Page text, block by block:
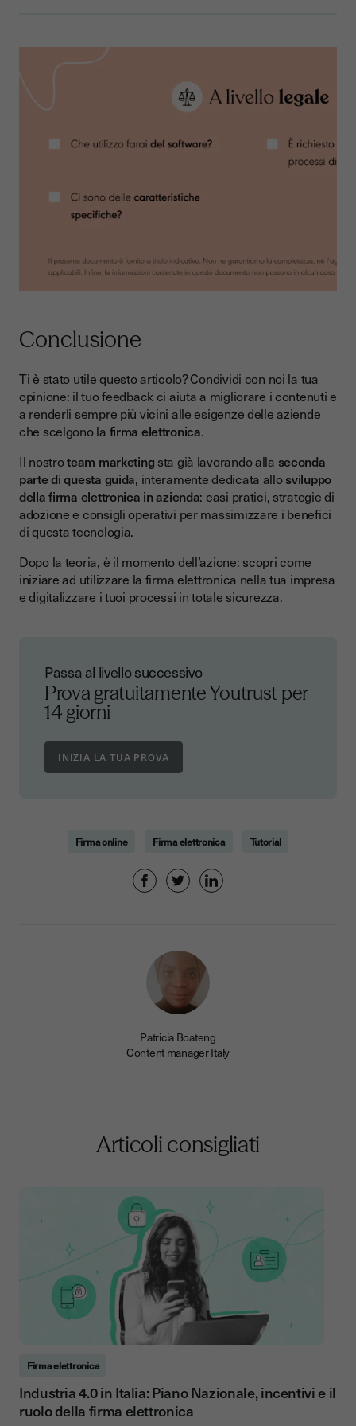
Conclusione
Ti è stato utile questo articolo? Condividi con noi la tua
opinione: il tuo feedback ci aiuta a migliorare i contenuti e
a renderli sempre più vicini alle esigenze delle aziende
che scelgono la firma elettronica.
Il nostroteam marketing sta già lavorando alla seconda
parte di questa guida, interamente dedicata allosviluppo
della firma elettronica in azienda: casi pratici, strategie di
adozione e consigli operativi per massimizzare i benefici
di questa tecnologia.
Dopo la teoria, è il momento dell’azione: scopri come
iniziare ad utilizzare la firma elettronica nella tua impresa
e digitalizzare i tuoi processi in totale sicurezza.
Passa al livello successivo
Prova gratuitamente Youtrust per
14 giorni
Firma online Firma elettronica Tutorial
Patricia Boateng
Content manager Italy
Articoli consigliati
Firma elettronica
Industria 4.0 in Italia: Piano Nazionale, incentivi e il
ruolo della firma elettronica